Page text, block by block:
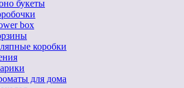
букеты
box
коробки
для дома